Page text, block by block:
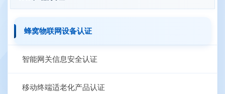
蜂窝物联网设备认证
智能网关信息安全认证
移动终端适老化产品认证